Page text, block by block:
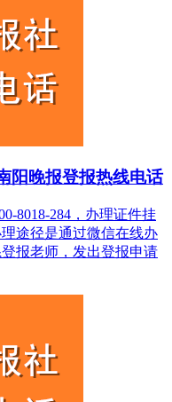
阳晚报登报热线电话
8018-284，办理证件挂
途径是通过微信在线办
报老师，发出登报申请